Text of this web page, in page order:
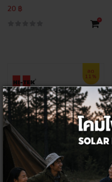
20 ฿
+
ลด
11%